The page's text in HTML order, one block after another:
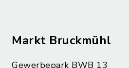
Markt Bruckmühl
Gewerbepark BWB 13